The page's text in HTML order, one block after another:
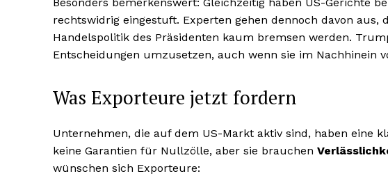
rechtswidrig eingestuft. Experten gehen dennoch davon aus,
Handelspolitik des Präsidenten kaum bremsen werden.
Entscheidungen umzusetzen, auch wenn sie im Nachhinein
Was Exporteure jetzt fordern
Unternehmen, die auf dem US-Markt aktiv sind, haben eine
keine Garantien für Nullzölle, aber sie brauchen
wünschen sich Exporteure: